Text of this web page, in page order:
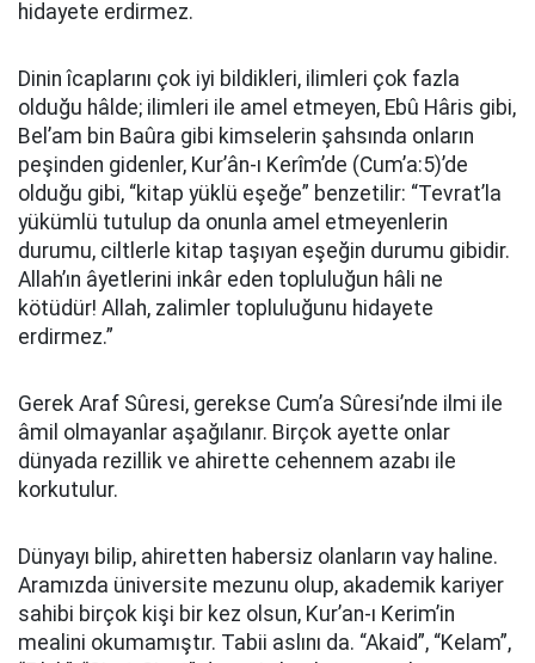
hidayete erdirmez.
Dinin îcaplarını çok iyi bildikleri, ilimleri çok fazla
olduğu hâlde; ilimleri ile amel etmeyen, Ebû Hâris gibi,
Bel’am bin Baûra gibi kimselerin şahsında onların
peşinden gidenler, Kur’ân-ı Kerîm’de (Cum’a:5)’de
olduğu gibi, “kitap yüklü eşeğe” benzetilir: “Tevrat’la
yükümlü tutulup da onunla amel etmeyenlerin
durumu, ciltlerle kitap taşıyan eşeğin durumu gibidir.
Allah’ın âyetlerini inkâr eden topluluğun hâli ne
kötüdür! Allah, zalimler topluluğunu hidayete
erdirmez.”
Gerek Araf Sûresi, gerekse Cum’a Sûresi’nde ilmi ile
âmil olmayanlar aşağılanır. Birçok ayette onlar
dünyada rezillik ve ahirette cehennem azabı ile
korkutulur.
Dünyayı bilip, ahiretten habersiz olanların vay haline.
Aramızda üniversite mezunu olup, akademik kariyer
sahibi birçok kişi bir kez olsun, Kur’an-ı Kerim’in
mealini okumamıştır. Tabii aslını da. “Akaid”, “Kelam”,